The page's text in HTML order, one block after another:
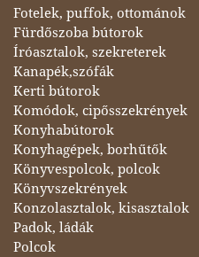
Fotelek, puffok, ottománok
Fürdőszoba bútorok
Íróasztalok, szekreterek
Kanapék,szófák
Kerti bútorok
Komódok, cipősszekrények
Konyhabútorok
Konyhagépek, borhűtők
Könyvespolcok, polcok
Könyvszekrények
Konzolasztalok, kisasztalok
Padok, ládák
Polcok